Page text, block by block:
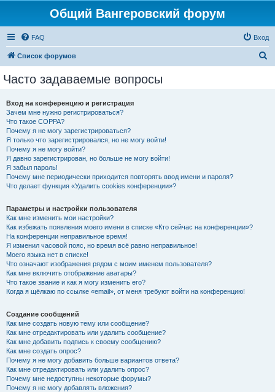
Общий Вангеровский форум
FAQ Вход
Список форумов
Часто задаваемые вопросы
Вход на конференцию и регистрация
Зачем мне нужно регистрироваться?
Что такое COPPA?
Почему я не могу зарегистрироваться?
Я только что зарегистрировался, но не могу войти!
Почему я не могу войти?
Я давно зарегистрирован, но больше не могу войти!
Я забыл пароль!
Почему мне периодически приходится повторять ввод имени и пароля?
Что делает функция «Удалить cookies конференции»?
Параметры и настройки пользователя
Как мне изменить мои настройки?
Как избежать появления моего имени в списке «Кто сейчас на конференции»?
На конференции неправильное время!
Я изменил часовой пояс, но время всё равно неправильное!
Моего языка нет в списке!
Что означают изображения рядом с моим именем пользователя?
Как мне включить отображение аватары?
Что такое звание и как я могу изменить его?
Когда я щёлкаю по ссылке «email», от меня требуют войти на конференцию!
Создание сообщений
Как мне создать новую тему или сообщение?
Как мне отредактировать или удалить сообщение?
Как мне добавить подпись к своему сообщению?
Как мне создать опрос?
Почему я не могу добавить больше вариантов ответа?
Как мне отредактировать или удалить опрос?
Почему мне недоступны некоторые форумы?
Почему я не могу добавлять вложения?